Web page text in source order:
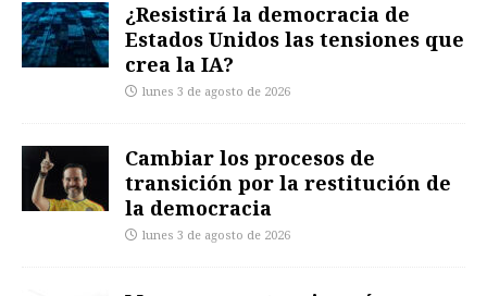
¿Resistirá la democracia de
Estados Unidos las tensiones que
crea la IA?
lunes 3 de agosto de 2026
Cambiar los procesos de
transición por la restitución de
la democracia
lunes 3 de agosto de 2026